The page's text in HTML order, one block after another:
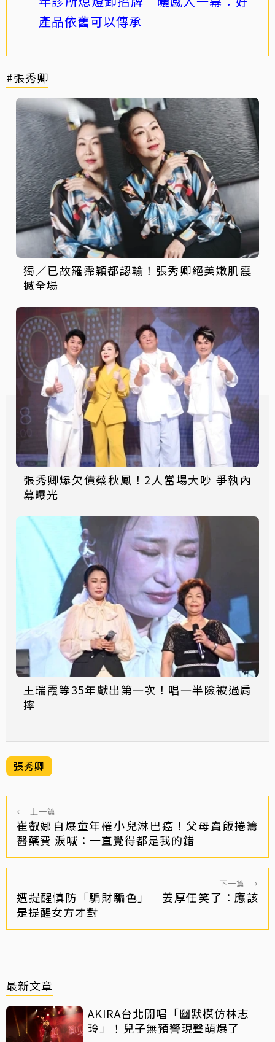
產品依舊可以傳承
#張秀卿
獨／已故羅霈穎都認輸！張秀卿絕美嫩肌震
撼全場
張秀卿爆欠債蔡秋鳳！2人當場大吵 爭執內
幕曝光
王瑞霞等35年獻出第一次！唱一半險被過肩
摔
張秀卿
← 上一篇
崔叡娜自爆童年罹小兒淋巴癌！父母賣飯捲籌
醫藥費 淚喊：一直覺得都是我的錯
下一篇 →
遭提醒慎防「騙財騙色」 姜厚任笑了：應該
是提醒女方才對
最新文章
AKIRA台北開唱「幽默模仿林志
玲」！兒子無預警現聲萌爆了